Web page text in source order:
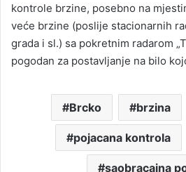
kontrole brzine, posebno na
veće brzine (poslije stacionarnih
grada i sl.) sa pokretnim radarom
pogodan za postavljanje na bilo
Brcko brzina
pojacana kontrola
saobracajna